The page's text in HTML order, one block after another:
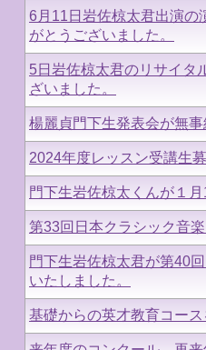
6月11日岩佐椋太君出演の
がとうございました。
5日岩佐椋太君のリサイタ
ざいました。
楊麗貞門下生発表会が無事
2024年度レッスン受講生
門下生岩佐椋太くんが１
第33回日本クラシック音
門下生岩佐椋太君が第40
いたしました。
基礎からの英才教育コー